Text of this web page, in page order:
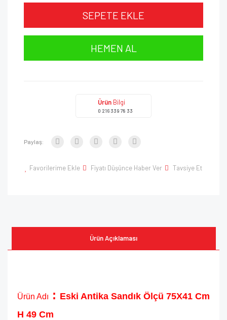
SEPETE EKLE
HEMEN AL
Ürün Bilgi
0 216 339 78 33
Paylaş:
Favorilerime Ekle Fiyatı Düşünce Haber Ver Tavsiye Et
Ürün Açıklaması
Ürün Adı : Eski Antika Sandık Ölçü 75X41 Cm
H 49 Cm